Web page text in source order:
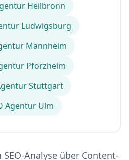
Heilbronn
Ludwigsburg
Mannheim
Pforzheim
Stuttgart
Agentur Ulm
Analyse über Content-